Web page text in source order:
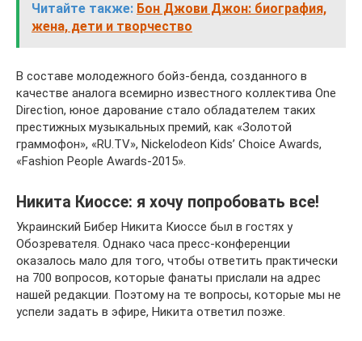
Читайте также: Бон Джови Джон: биография,
жена, дети и творчество
В составе молодежного бойз-бенда, созданного в
качестве аналога всемирно известного коллектива One
Direction, юное дарование стало обладателем таких
престижных музыкальных премий, как «Золотой
граммофон», «RU.TV», Nickelodeon Kids’ Choice Awards,
«Fashion People Awards-2015».
Никита Киоссе: я хочу попробовать все!
Украинский Бибер Никита Киоссе был в гостях у
Обозревателя. Однако часа пресс-конференции
оказалось мало для того, чтобы ответить практически
на 700 вопросов, которые фанаты прислали на адрес
нашей редакции. Поэтому на те вопросы, которые мы не
успели задать в эфире, Никита ответил позже.